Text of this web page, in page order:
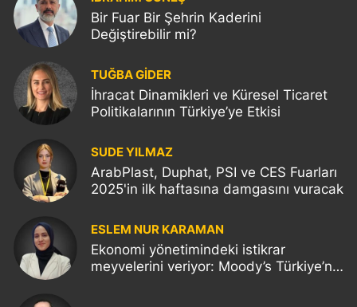
Bir Fuar Bir Şehrin Kaderini
Değiştirebilir mi?
TUĞBA GİDER
İhracat Dinamikleri ve Küresel Ticaret
Politikalarının Türkiye’ye Etkisi
SUDE YILMAZ
ArabPlast, Duphat, PSI ve CES Fuarları
2025'in ilk haftasına damgasını vuracak
ESLEM NUR KARAMAN
Ekonomi yönetimindeki istikrar
meyvelerini veriyor: Moody’s Türkiye’nin